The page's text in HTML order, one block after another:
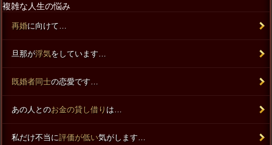
複雑な人生の悩み
再婚に向けて…
旦那が浮気をしています…
既婚者同士の恋愛です…
あの人とのお金の貸し借り は…
私だけ不当に評価が低い気がします…